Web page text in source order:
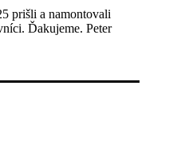
prišli a namontovali
Ďakujeme. Peter